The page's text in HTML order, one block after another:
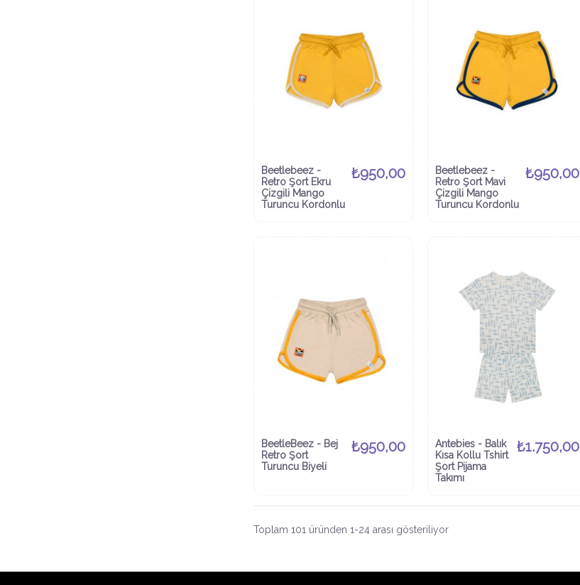
Beetlebeez -
Retro Şort Ekru
Çizgili Mango
Turuncu Kordonlu
₺950,00
Beetlebeez -
Retro Şort Mavi
Çizgili Mango
Turuncu Kordonlu
₺950,00
BeetleBeez - Bej
Retro Şort
Turuncu Biyeli
₺950,00
Antebies - Balık
Kısa Kollu Tshirt
Şort Pijama
Takımı
₺1.750,00
Toplam 101 üründen 1-24 arası gösteriliyor